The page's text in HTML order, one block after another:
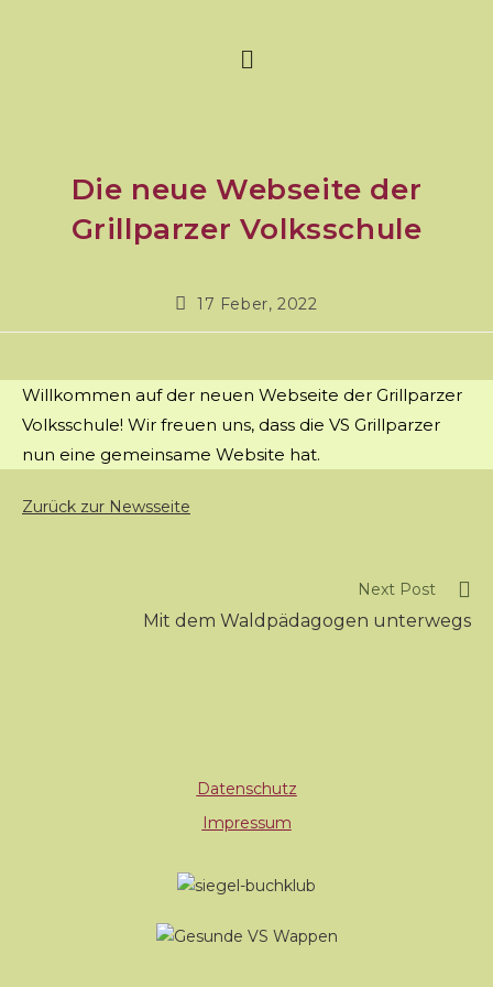
Die neue Webseite der
Grillparzer Volksschule
17 Feber, 2022
Willkommen auf der neuen Webseite der Grillparzer
Volksschule! Wir freuen uns, dass die VS Grillparzer
nun eine gemeinsame Website hat.
Zurück zur Newsseite
Next Post
Mit dem Waldpädagogen unterwegs
Datenschutz
Impressum